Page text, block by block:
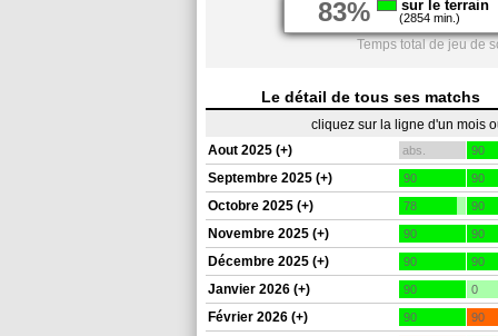
83% sur le terrain
(2854 min.)
Temps total de jeu de
Le détail de tous ses matchs
cliquez sur la ligne d'un mois
Aout 2025 (+)
abs. 90
Septembre 2025 (+) 90 90
Octobre 2025 (+) 78 90
Novembre 2025 (+) 90 90
Décembre 2025 (+) 90 90
Janvier 2026 (+) 90 0
Février 2026 (+) 90 90